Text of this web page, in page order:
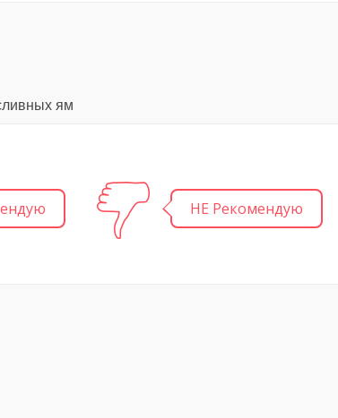
ям
НЕ Рекомендую